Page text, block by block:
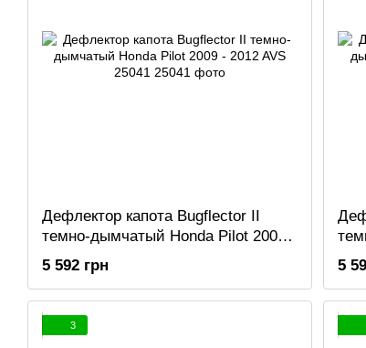
Дефлектор капота Bugflector II
темно-дымчатый Honda Pilot 2009 -
2012 AVS 25041
5 592 грн 5
3